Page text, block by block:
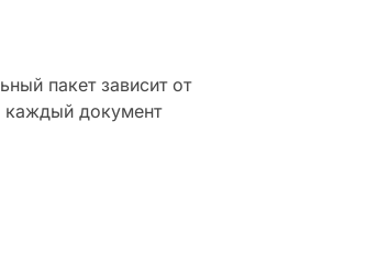
пакет зависит от
документ